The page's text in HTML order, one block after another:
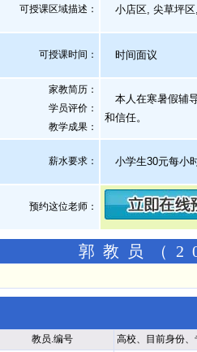
可授课区域描述： 小店区, 尖草坪区
可授课时间： 时间面议
家教简历：
学员评价：
教学成果：
本人在寒暑假辅
和信任。
薪水要求： 小学生30元每小
预约这位老师：
郭教员（
教员.编号 高校、目前身份、